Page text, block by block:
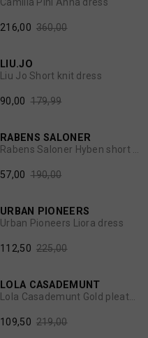
216,00 360,00
1/2
LIU.JO
Liu Jo Short knit dress
90,00 179,99
1/2
RABENS SALONER
57,00 190,00
1/2
URBAN PIONEERS
Urban Pioneers Liora dress
112,50 225,00
1/2
LOLA CASADEMUNT
109,50 219,00